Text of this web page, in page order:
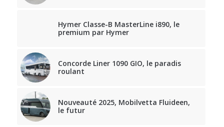
Hymer Classe-B MasterLine i890, le
premium par Hymer
Concorde Liner 1090 GIO, le paradis
roulant
Nouveauté 2025, Mobilvetta Fluideen,
le futur